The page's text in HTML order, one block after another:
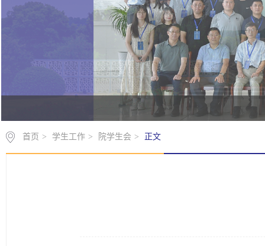
首页 > 学生工作 > 院学生会 > 正文